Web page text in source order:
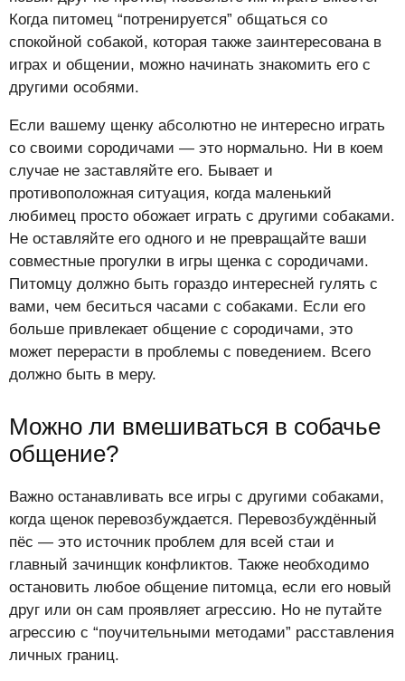
Когда питомец “потренируется” общаться со
спокойной собакой, которая также заинтересована в
играх и общении, можно начинать знакомить его с
другими особями.
Если вашему щенку абсолютно не интересно играть
со своими сородичами — это нормально. Ни в коем
случае не заставляйте его. Бывает и
противоположная ситуация, когда маленький
любимец просто обожает играть с другими собаками.
Не оставляйте его одного и не превращайте ваши
совместные прогулки в игры щенка с сородичами.
Питомцу должно быть гораздо интересней гулять с
вами, чем беситься часами с собаками. Если его
больше привлекает общение с сородичами, это
может перерасти в проблемы с поведением. Всего
должно быть в меру.
Можно ли вмешиваться в собачье
общение?
Важно останавливать все игры с другими собаками,
когда щенок перевозбуждается. Перевозбуждённый
пёс — это источник проблем для всей стаи и
главный зачинщик конфликтов. Также необходимо
остановить любое общение питомца, если его новый
друг или он сам проявляет агрессию. Но не путайте
агрессию с “поучительными методами” расставления
личных границ.